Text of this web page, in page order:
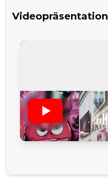
Videopräsentation